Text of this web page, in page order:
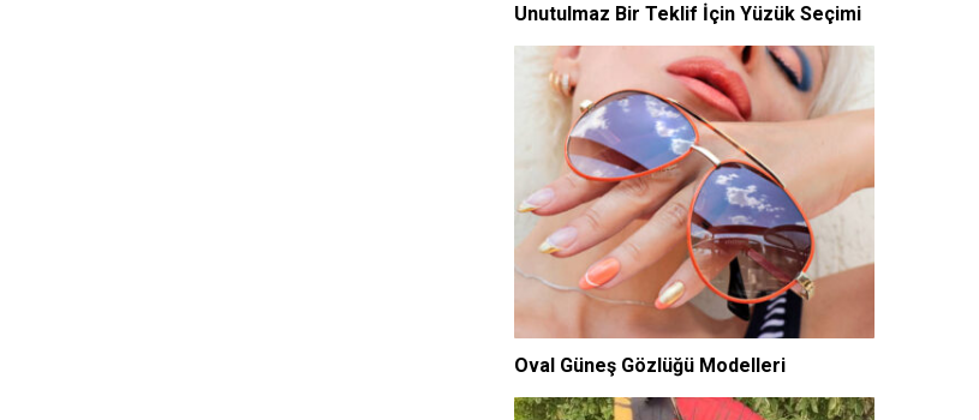
Unutulmaz Bir Teklif İçin Yüzük Seçimi
Oval Güneş Gözlüğü Modelleri